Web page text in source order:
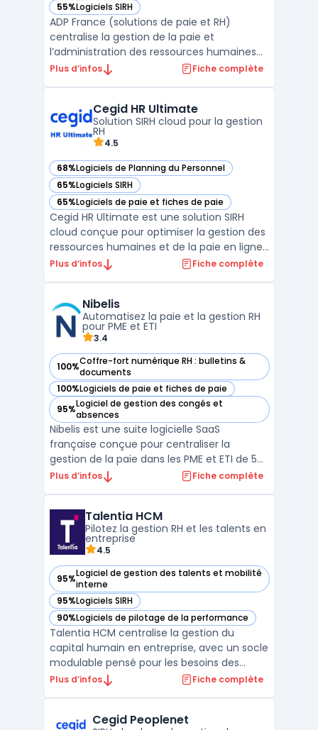
55%Logiciels SIRH
— voir ADP Paie dans cette catégorie
ADP France (solutions de paie et RH)
centralise la gestion de la paie et
l’administration des ressources humaines
pour les entreprises, de toutes tailles, des
conformité réglementaire, la précision du
calcul des s ...
Plus d’infos Fiche complète
Cegid HR Ultimate
Solution SIRH cloud pour la gestion
RH
4.5
68%Logiciels de Planning du Personnel
— voir Cegid HR Ultimate dans cette catégorie
65%Logiciels SIRH
— voir Cegid HR Ultimate dans cette catégorie
65%Logiciels de paie et fiches de paie
— voir Cegid HR Ultimate dans cette catégorie
Cegid HR Ultimate est une solution SIRH
cloud conçue pour optimiser la gestion des
ressources humaines et de la paie en ligne.
Grâce à une interface intuitive et
processus RH, de la gestion des talents à la
production des ...
Plus d’infos Fiche complète
Nibelis
Automatisez la paie et la gestion RH
pour PME et ETI
3.4
100%Coffre-fort numérique RH : bulletins &
documents
— voir Nibelis dans cette catégorie
100%Logiciels de paie et fiches de paie
— voir Nibelis dans cette catégorie
95%Logiciel de gestion des congés et
absences
— voir Nibelis dans cette catégorie
Nibelis est une suite logicielle SaaS
française conçue pour centraliser la
gestion de la paie dans les PME et ETI de 50
à 3 000 salariés, quels que soient leur
un environnement marqué par de
nombreuses obligations ...
Plus d’infos Fiche complète
Talentia HCM
Pilotez la gestion RH et les talents en
entreprise
4.5
95%Logiciel de gestion des talents et mobilité
interne
— voir Talentia HCM dans cette catégorie
95%Logiciels SIRH
— voir Talentia HCM dans cette catégorie
90%Logiciels de pilotage de la performance
— voir Talentia HCM dans cette catégorie
Talentia HCM centralise la gestion du
capital humain en entreprise, avec un socle
modulable pensé pour les besoins des
organisations de taille moyenne à grande.
administrative jusqu’à la planification des
Plus d’infos Fiche complète
Cegid Peoplenet